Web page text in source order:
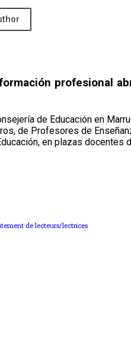
profesional
de Educación en
de Profesores de
en plazas
de lecteurs/lectrices